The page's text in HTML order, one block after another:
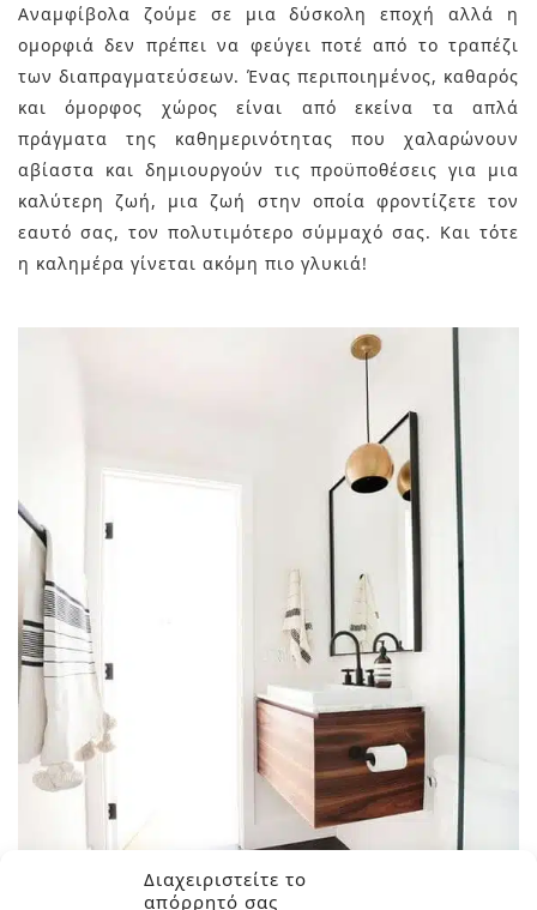
Διαχειριστείτε το
απόρρητό σας
Αναμφίβολα ζούμε σε μια δύσκολη εποχή αλλά η
ομορφιά δεν πρέπει να φεύγει ποτέ από το τραπέζι
των διαπραγματεύσεων. Ένας περιποιημένος, καθαρός
και όμορφος χώρος είναι από εκείνα τα απλά
πράγματα της καθημερινότητας που χαλαρώνουν
αβίαστα και δημιουργούν τις προϋποθέσεις για μια
καλύτερη ζωή, μια ζωή στην οποία φροντίζετε τον
εαυτό σας, τον πολυτιμότερο σύμμαχό σας. Και τότε
η καλημέρα γίνεται ακόμη πιο γλυκιά!